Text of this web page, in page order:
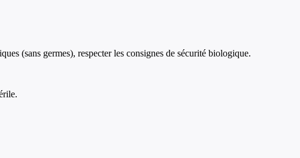
(sans germes), respecter les consignes de sécurité biologique.